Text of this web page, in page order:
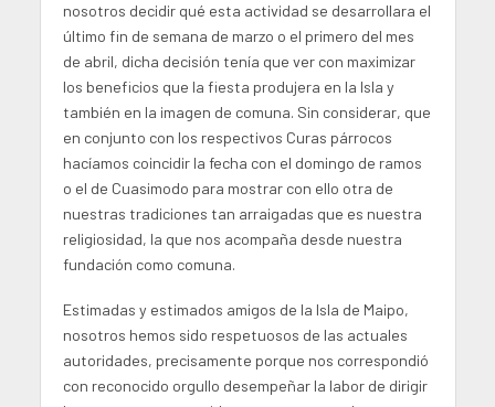
nosotros decidir qué esta actividad se desarrollara el
último fin de semana de marzo o el primero del mes
de abril, dicha decisión tenía que ver con maximizar
los beneficios que la fiesta produjera en la Isla y
también en la imagen de comuna. Sin considerar, que
en conjunto con los respectivos Curas párrocos
hacíamos coincidir la fecha con el domingo de ramos
o el de Cuasimodo para mostrar con ello otra de
nuestras tradiciones tan arraigadas que es nuestra
religiosidad, la que nos acompaña desde nuestra
fundación como comuna.
Estimadas y estimados amigos de la Isla de Maipo,
nosotros hemos sido respetuosos de las actuales
autoridades, precisamente porque nos correspondió
con reconocido orgullo desempeñar la labor de dirigir